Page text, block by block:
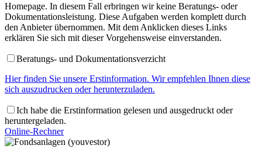
Homepage. In diesem Fall erbringen wir keine Beratungs- oder
Dokumentationsleistung. Diese Aufgaben werden komplett durch
den Anbieter übernommen. Mit dem Anklicken dieses Links
erklären Sie sich mit dieser Vorgehensweise einverstanden.
Beratungs- und Dokumentationsverzicht
Hier finden Sie unsere Erstinformation. Wir empfehlen Ihnen diese
sich auszudrucken oder herunterzuladen.
Ich habe die Erstinformation gelesen und ausgedruckt oder
heruntergeladen.
Online-Rechner